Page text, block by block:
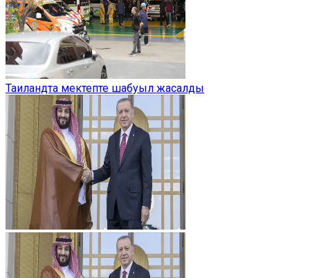
Таиландта мектепте шабуыл жасалды